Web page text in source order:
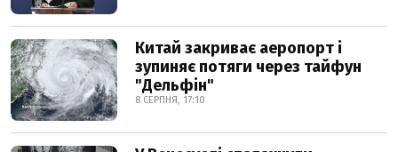
Китай закриває аеропорт і
зупиняє потяги через тайфун
"Дельфін"
8 СЕРПНЯ, 17:10